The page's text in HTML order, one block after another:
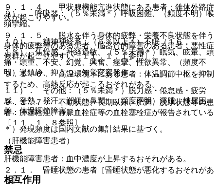
９．１．４． 甲状腺機能亢進状態にある患者：錐体外路症
状が起こりやすい。
９．１．５． 脱水を伴う身体的疲弊・栄養不良状態を伴う
身体的疲弊等のある患者、脳器質的障害のある患者：悪性症
候群が起こりやすい〔１１．１．１参照〕。
９．１．６． 高温環境下にある患者：体温調節中枢を抑制
するため、高熱反応が起こるおそれがある。
９．１．７． 不動状態、長期臥床、肥満、脱水状態等の患
者：肺塞栓症、静脈血栓症等の血栓塞栓症が報告されている
〔１１．１．８参照〕。
（肝機能障害患者）
肝機能障害患者：血中濃度が上昇するおそれがある。
相互作用
９）． 呼吸器：（５％未満＊）呼吸困難、（頻度不明）喉
頭攣縮。
１０）． 精神神経系：（５％以上＊）不眠（１６．
１％）、焦燥感、神経過敏、（５％未満＊）眠気、眩暈、頭
痛・頭重、不安、幻覚、興奮、痙攣、性欲異常、（頻度不
明）過鎮静、抑うつ、知覚変容発作。
１１）． その他：（５％未満＊）脱力感・倦怠感・疲労
感、発熱、発汗、潮紅、鼻閉、（頻度不明）浮腫、排尿困
難、体温調節障害。
＊）発現頻度は国内文献の集計結果に基づく。
禁忌
２．１． 昏睡状態の患者［昏睡状態が悪化するおそれがあ
る］。